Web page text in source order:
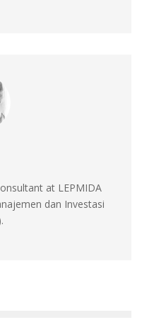
at LEPMIDA
dan Investasi